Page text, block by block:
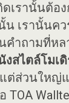
เรานั้นต้อ
เรานั้นค
คำถามที่ห
สไตล์โมเ
แต่ส่วนใหญ่
TOA